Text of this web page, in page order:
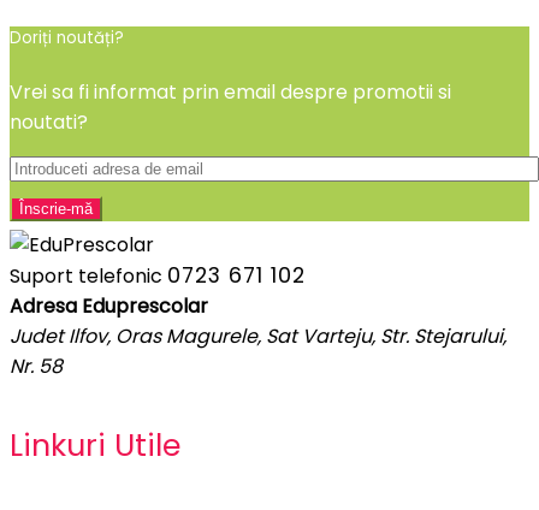
Doriți noutăți?
Vrei sa fi informat prin email despre promotii si
noutati?
Suport telefonic 0723 671 102
Adresa Eduprescolar
Judet Ilfov, Oras Magurele, Sat Varteju, Str. Stejarului,
Nr. 58
Linkuri Utile